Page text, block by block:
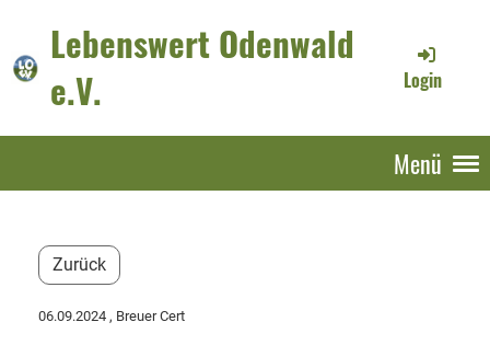
Lebenswert Odenwald
e.V.
Login
Menü
Zurück
06.09.2024 , Breuer Cert